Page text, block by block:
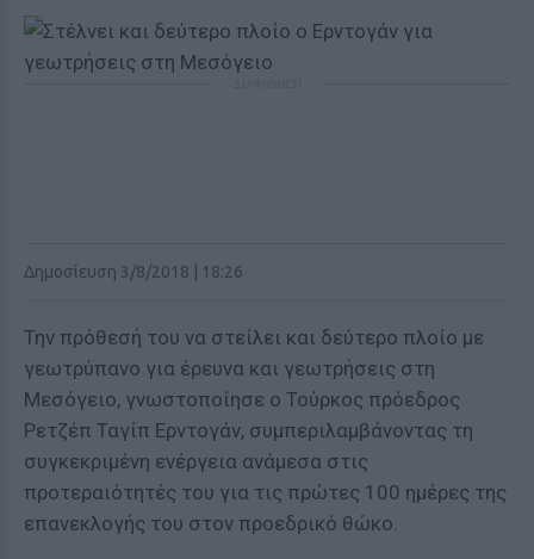
Δημοσίευση 3/8/2018 | 18:26
Την πρόθεσή του να στείλει και δεύτερο πλοίο με
γεωτρύπανο για έρευνα και γεωτρήσεις στη
Μεσόγειο, γνωστοποίησε ο Τούρκος πρόεδρος
Ρετζέπ Ταγίπ Ερντογάν, συμπεριλαμβάνοντας τη
συγκεκριμένη ενέργεια ανάμεσα στις
προτεραιότητές του για τις πρώτες 100 ημέρες της
επανεκλογής του στον προεδρικό θώκο.